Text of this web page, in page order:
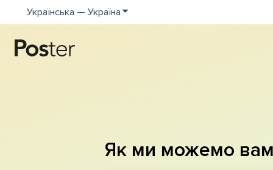
Українська — Україна Показати додаткове меню для
Як ми можемо